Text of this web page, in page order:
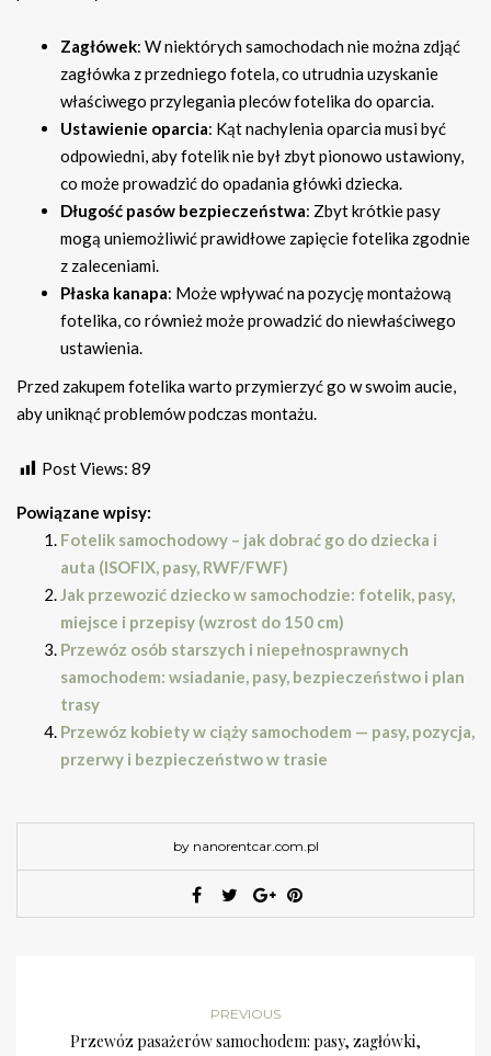
Zagłówek: W niektórych samochodach nie można zdjąć
zagłówka z przedniego fotela, co utrudnia uzyskanie
właściwego przylegania pleców fotelika do oparcia.
Ustawienie oparcia: Kąt nachylenia oparcia musi być
odpowiedni, aby fotelik nie był zbyt pionowo ustawiony,
co może prowadzić do opadania główki dziecka.
Długość pasów bezpieczeństwa: Zbyt krótkie pasy
mogą uniemożliwić prawidłowe zapięcie fotelika zgodnie
z zaleceniami.
Płaska kanapa: Może wpływać na pozycję montażową
fotelika, co również może prowadzić do niewłaściwego
ustawienia.
Przed zakupem fotelika warto przymierzyć go w swoim aucie,
aby uniknąć problemów podczas montażu.
Post Views: 89
Powiązane wpisy:
Fotelik samochodowy – jak dobrać go do dziecka i
auta (ISOFIX, pasy, RWF/FWF)
Jak przewozić dziecko w samochodzie: fotelik, pasy,
miejsce i przepisy (wzrost do 150 cm)
Przewóz osób starszych i niepełnosprawnych
samochodem: wsiadanie, pasy, bezpieczeństwo i plan
trasy
Przewóz kobiety w ciąży samochodem — pasy, pozycja,
przerwy i bezpieczeństwo w trasie
by nanorentcar.com.pl
PREVIOUS
Przewóz pasażerów samochodem: pasy, zagłówki,